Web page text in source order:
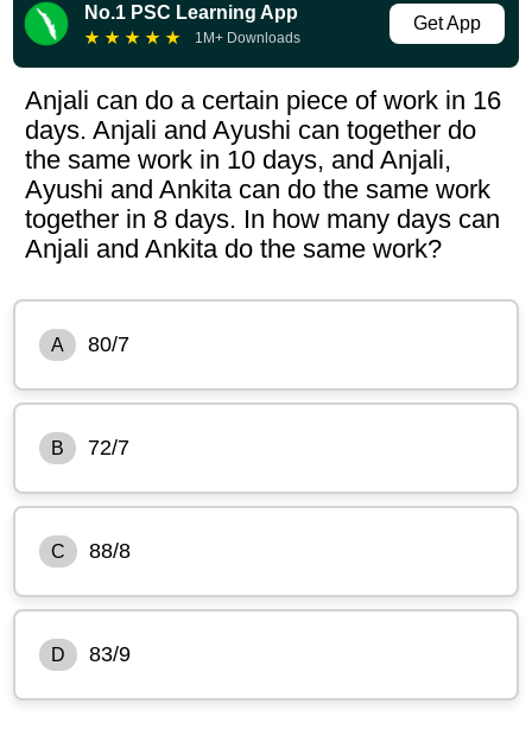
No.1 PSC Learning App
★ ★ ★ ★ ★ 1M+ Downloads
Get App
Anjali can do a certain piece of work in 16
days. Anjali and Ayushi can together do
the same work in 10 days, and Anjali,
Ayushi and Ankita can do the same work
together in 8 days. In how many days can
Anjali and Ankita do the same work?
A 80/7
B 72/7
C 88/8
D 83/9